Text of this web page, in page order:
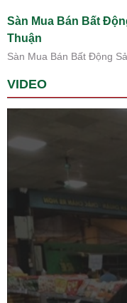
Sàn Mua Bán Bất
Thuận
Sàn Mua Bán Bất Động
VIDEO